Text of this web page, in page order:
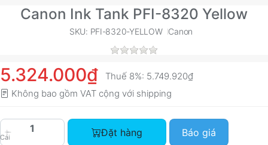
Canon Ink Tank PFI-8320 Yellow
SKU: PFI-8320-YELLOW Canon
5.324.000₫ Thuế 8%: 5.749.920₫
Không bao gồm VAT cộng với shipping
Cái
Canon Ink Tank PFI-8320 Yellow với giá
Đặt hàng Báo giá